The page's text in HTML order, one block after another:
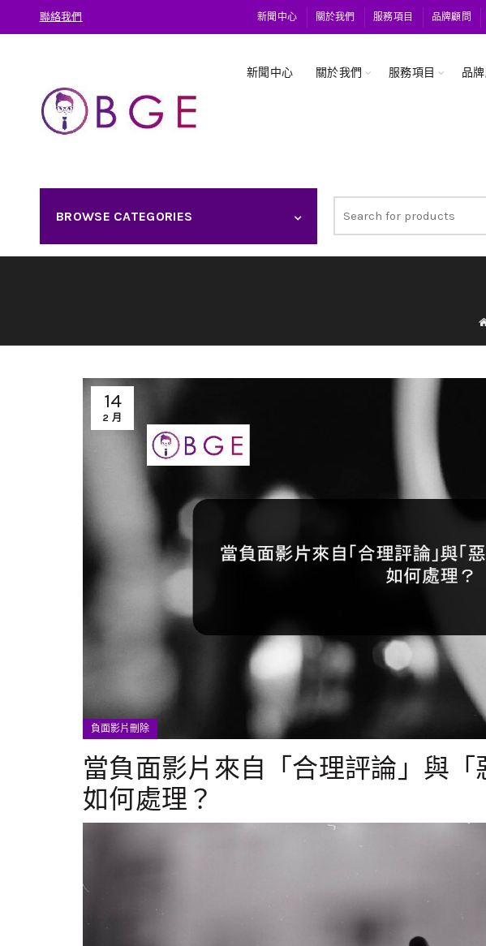
聯絡我們 新聞中心 關於我們 服務項目 品牌顧問
新聞中心 關於我們 服務項目 品
BROWSE CATEGORIES
for:
14
2 月
負面影片刪除
當負面影片來自「合理評論」與「
如何處理？